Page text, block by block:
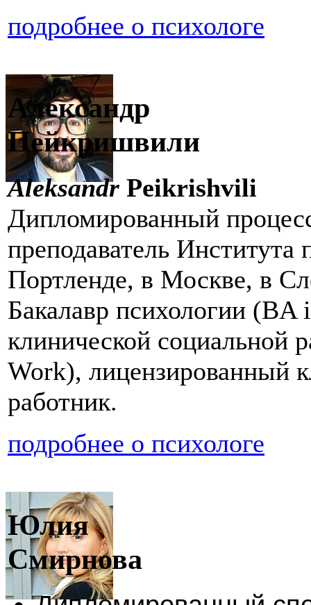
подробнее о психологе
Александр
Пейкришвили
Аleksandr Peikrishvili
Дипломированный
преподаватель
Портленде, в Москве, в
Бакалавр психологии
клинической социальной
Work), лицензированный
работник.
подробнее о психологе
Юлия
Смирнова